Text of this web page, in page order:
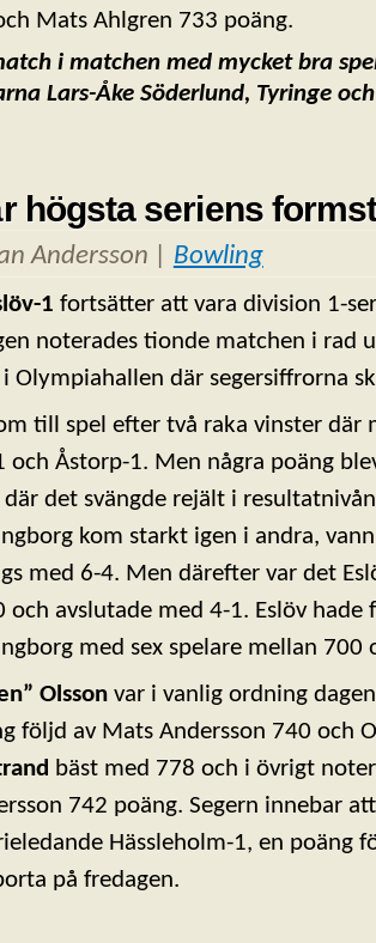
Mats Ahlgren 733 poäng.
i matchen med mycket bra
Lars-Åke Söderlund, Tyringe
högsta seriens
Andersson | Bowling
1 fortsätter att vara division 1-
noterades tionde matchen i rad
i Olympiahallen där segersiffrorna
till spel efter två raka vinster där
och Åstorp-1. Men några poäng
det svängde rejält i
kom starkt igen i andra,
med 6-4. Men därefter var det
och avslutade med 4-1. Eslöv
med sex spelare mellan 700
Olssonvar i vanlig ordning
följd av Mats Andersson 740 och
bäst med 778 och i övrigt
742 poäng. Segern innebar
Hässleholm-1, en poäng
på fredagen.